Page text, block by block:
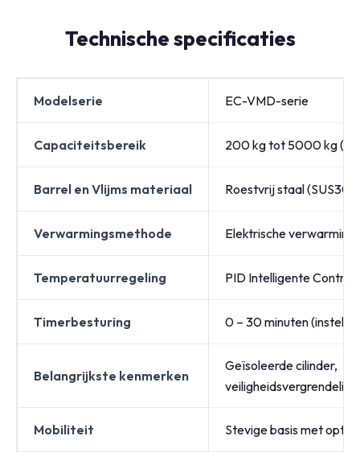
Technische specificaties
Modelserie EC-VMD-serie
Capaciteitsbereik 200 kg tot 5000 kg
Barrel en Vlijms materiaal Roestvrij staal
Verwarmingsmethode Elektrische
Temperatuurregeling PID Intelligente
Timerbesturing 0 – 30 minuten
Belangrijkste kenmerken
Geïsoleerde cilinder,
Mobiliteit Stevige basis met